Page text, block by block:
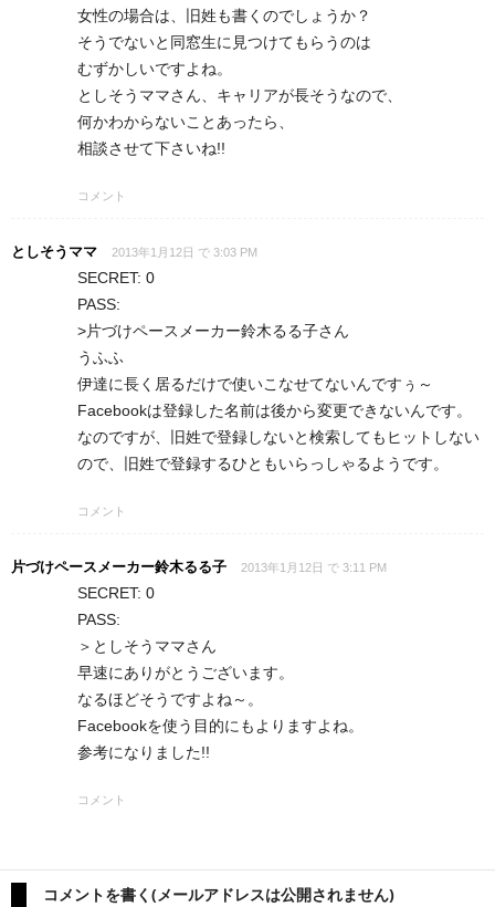
女性の場合は、旧姓も書くのでしょうか？
そうでないと同窓生に見つけてもらうのは
むずかしいですよね。
としそうママさん、キャリアが長そうなので、
何かわからないことあったら、
相談させて下さいね!!
コメント
としそうママ 2013年1月12日 で 3:03 PM
SECRET: 0
PASS:
>片づけペースメーカー鈴木るる子さん
うふふ
伊達に長く居るだけで使いこなせてないんですぅ～
Facebookは登録した名前は後から変更できないんです。
なのですが、旧姓で登録しないと検索してもヒットしない
ので、旧姓で登録するひともいらっしゃるようです。
コメント
片づけペースメーカー鈴木るる子 2013年1月12日 で 3:11 PM
SECRET: 0
PASS:
＞としそうママさん
早速にありがとうございます。
なるほどそうですよね～。
Facebookを使う目的にもよりますよね。
参考になりました!!
コメント
コメントを書く(メールアドレスは公開されません)